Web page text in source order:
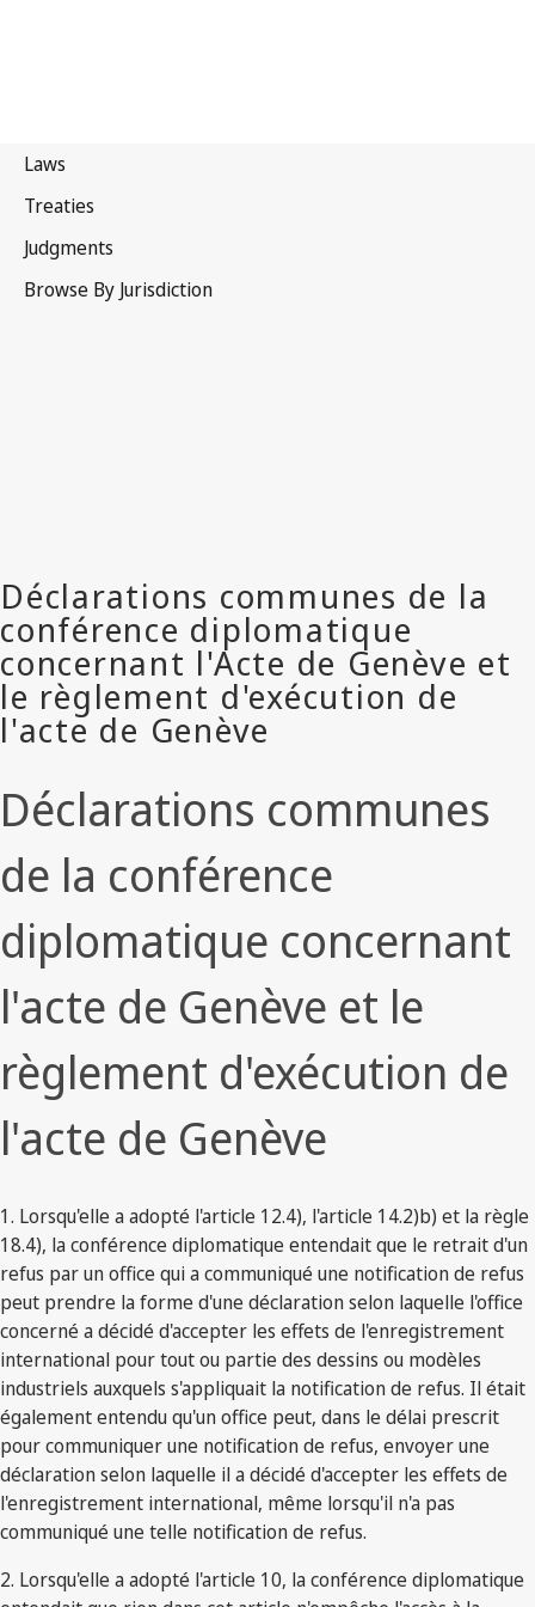
Déclarations communes
de la conférence
diplomatique concernant
l'acte de Genève et le
règlement d'exécution de
l'acte de Genève
1. Lorsqu'elle a adopté l'article 12.4), l'article 14.2)b) et la règle
18.4), la conférence diplomatique entendait que le retrait d'un
refus par un office qui a communiqué une notification de refus
peut prendre la forme d'une déclaration selon laquelle l'office
concerné a décidé d'accepter les effets de l'enregistrement
international pour tout ou partie des dessins ou modèles
industriels auxquels s'appliquait la notification de refus. Il était
également entendu qu'un office peut, dans le délai prescrit
pour communiquer une notification de refus, envoyer une
déclaration selon laquelle il a décidé d'accepter les effets de
l'enregistrement international, même lorsqu'il n'a pas
communiqué une telle notification de refus.
2. Lorsqu'elle a adopté l'article 10, la conférence diplomatique